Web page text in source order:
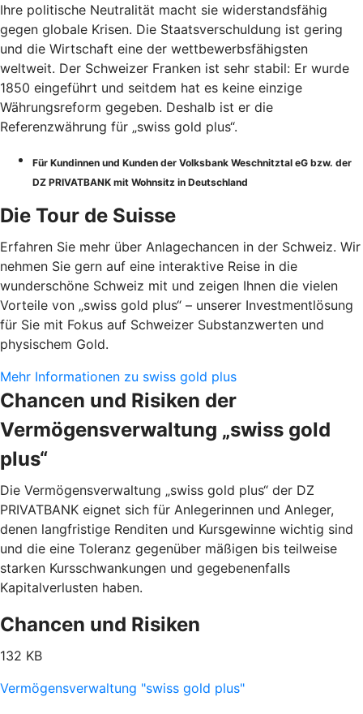
Ihre politische Neutralität macht sie widerstandsfähig
gegen globale Krisen. Die Staatsverschuldung ist gering
und die Wirtschaft eine der wettbewerbsfähigsten
weltweit. Der Schweizer Franken ist sehr stabil: Er wurde
1850 eingeführt und seitdem hat es keine einzige
Währungsreform gegeben. Deshalb ist er die
Referenzwährung für „swiss gold plus“.
Für Kundinnen und Kunden der Volksbank Weschnitztal eG bzw. der
DZ PRIVATBANK mit Wohnsitz in Deutschland
Die Tour de Suisse
Erfahren Sie mehr über Anlagechancen in der Schweiz. Wir
nehmen Sie gern auf eine interaktive Reise in die
wunderschöne Schweiz mit und zeigen Ihnen die vielen
Vorteile von „swiss gold plus“ – unserer Investmentlösung
für Sie mit Fokus auf Schweizer Substanzwerten und
physischem Gold.
Mehr Informationen zu swiss gold plus
Chancen und Risiken der
Vermögensverwaltung „swiss gold
plus“
Die Vermögensverwaltung „swiss gold plus“ der DZ
PRIVATBANK eignet sich für Anlegerinnen und Anleger,
denen langfristige Renditen und Kursgewinne wichtig sind
und die eine Toleranz gegenüber mäßigen bis teilweise
starken Kursschwankungen und gegebenenfalls
Kapitalverlusten haben.
Chancen und Risiken
132 KB
Vermögensverwaltung "swiss gold plus"